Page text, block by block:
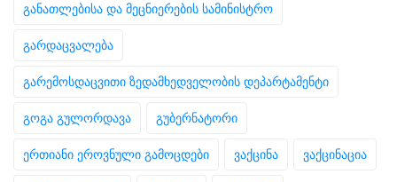
განათლებისა და მეცნიერების სამინისტრო
გარდაცვალება
გარემოსდაცვითი ზედამხედველობის დეპარტამენტი
გოგა გულორდავა გუბერნატორი
ერთიანი ეროვნული გამოცდები ვაქცინა ვაქცინაცია